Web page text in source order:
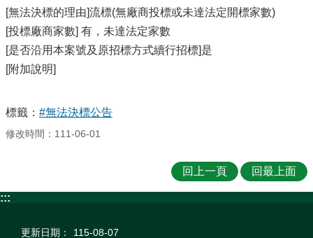
[無法決標的理由]流標(無廠商投標或未達法定開標家數)
[投標廠商家數] 有，未達法定家數
[是否沿用本案號及原招標方式續行招標]是
[附加說明]
標籤： #無法決標公告
修改時間：111-06-01
回上一頁 回最上面
:::
更新日期： 115-08-07